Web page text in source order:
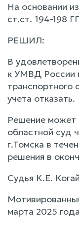
На основании
ст.ст. 194-198
РЕШИЛ:
В
к УМВД России
транспортного
учета отказать.
Решение может
областной суд
г.Томска в
решения в
Судья К.Е. Когай
марта 2025